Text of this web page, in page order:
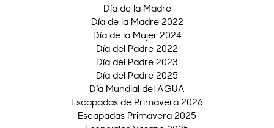
Día de la Madre
Día de la Madre 2022
Día de la Mujer 2024
Día del Padre 2022
Día del Padre 2023
Día del Padre 2025
Día Mundial del AGUA
Escapadas de Primavera 2026
Escapadas Primavera 2025